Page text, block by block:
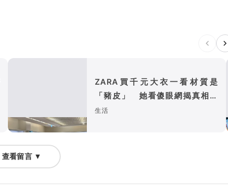
ZARA買千元大衣一看材質是
「豬皮」 她看傻眼網揭真相：
精品也常用
生活
查看留言 ▼